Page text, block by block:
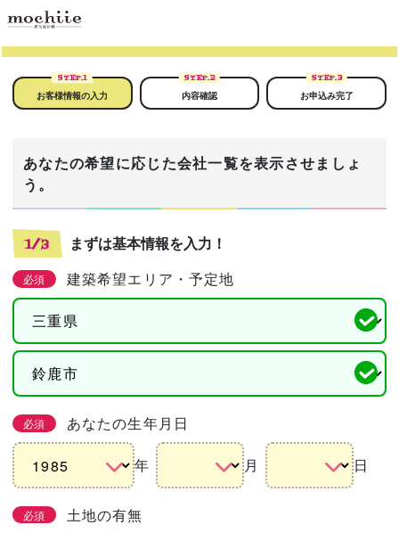
STEP.1
お客様情報の入力
STEP.2
内容確認
STEP.3
お申込み完了
あなたの希望に応じた会社一覧を表示させましょ
う。
1/3 まずは基本情報を入力！
必須 建築希望エリア・予定地
必須 あなたの生年月日
年 月 日
必須 土地の有無